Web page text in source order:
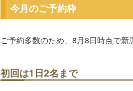
今月のご予約枠
ご予約多数のため、 8月8日時点で新
初回は1日2名まで